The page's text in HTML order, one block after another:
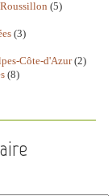
(5)
(3)
Côte-d'Azur(2)
(8)